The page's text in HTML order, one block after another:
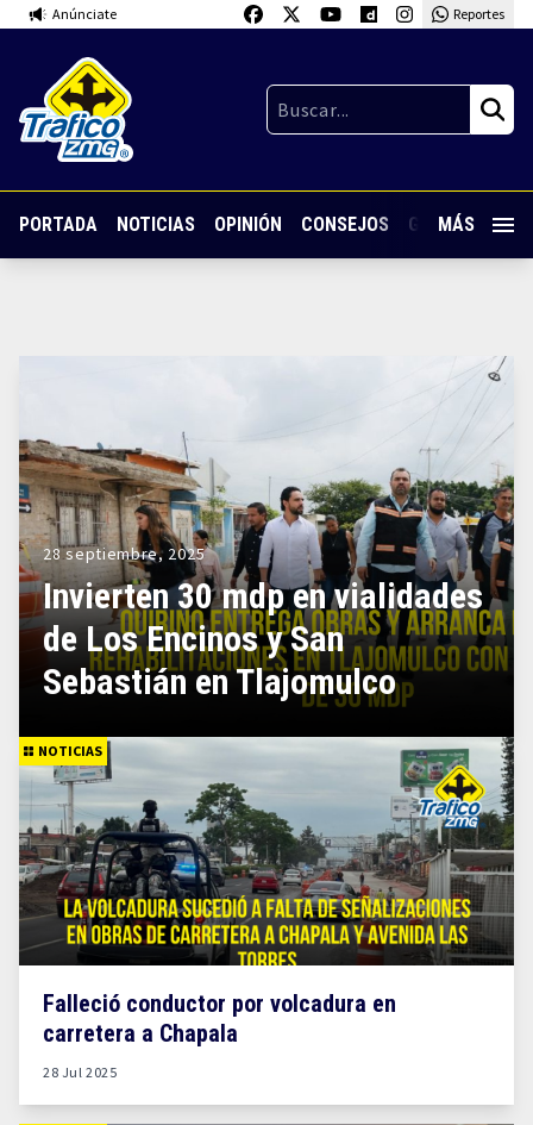
Anúnciate Reportes
PORTADA NOTICIAS OPINIÓN CONSEJOS GUARDIA
MÁS
28 septiembre, 2025
Invierten 30 mdp en vialidades
de Los Encinos y San
Sebastián en Tlajomulco
NOTICIAS
Falleció conductor por volcadura en
carretera a Chapala
28 Jul 2025